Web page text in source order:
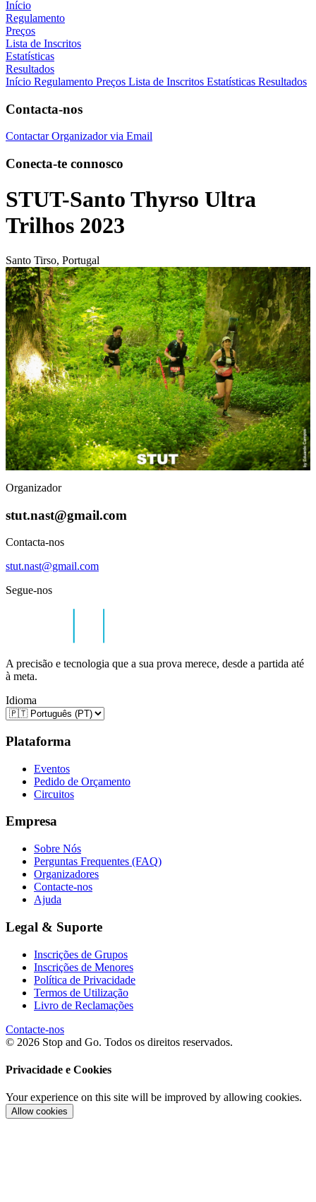
Início
Regulamento
Preços
Lista de Inscritos
Estatísticas
Resultados
Início Regulamento Preços Lista de Inscritos Estatísticas Resultados
Contacta-nos
Contactar Organizador via Email
Conecta-te connosco
STUT-Santo Thyrso Ultra
Trilhos 2023
Santo Tirso, Portugal
Organizador
stut.nast@gmail.com
Contacta-nos
stut.nast@gmail.com
Segue-nos
A precisão e tecnologia que a sua prova merece, desde a partida até
à meta.
Idioma
Plataforma
Eventos
Pedido de Orçamento
Circuitos
Empresa
Sobre Nós
Perguntas Frequentes (FAQ)
Organizadores
Contacte-nos
Ajuda
Legal & Suporte
Inscrições de Grupos
Inscrições de Menores
Política de Privacidade
Termos de Utilização
Livro de Reclamações
Contacte-nos
© 2026 Stop and Go. Todos os direitos reservados.
Privacidade e Cookies
Your experience on this site will be improved by allowing cookies.
Allow cookies